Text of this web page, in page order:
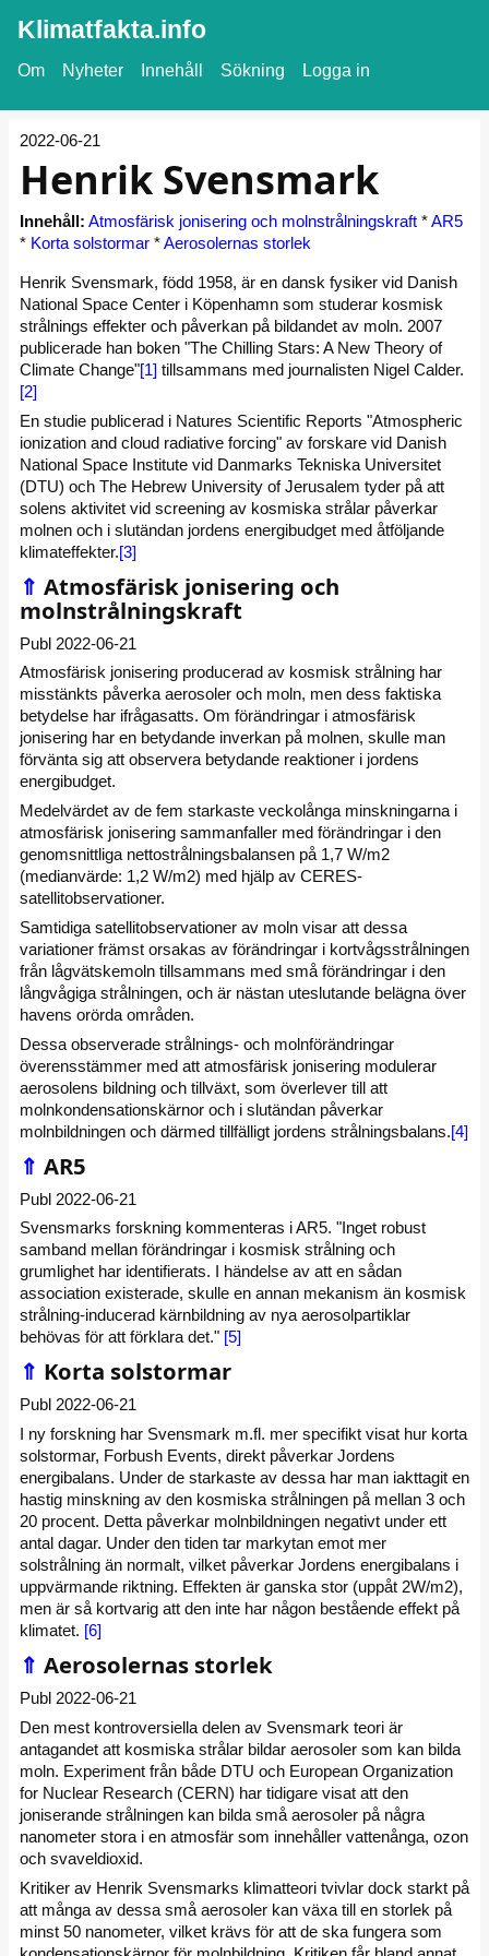
Klimatfakta.info
Om Nyheter Innehåll Sökning Logga in
2022-06-21
Henrik Svensmark
Innehåll: Atmosfärisk jonisering och molnstrålningskraft *AR5
* Korta solstormar *Aerosolernas storlek
Henrik Svensmark, född 1958, är en dansk fysiker vid Danish
National Space Center i Köpenhamn som studerar kosmisk
strålnings effekter och påverkan på bildandet av moln. 2007
publicerade han boken "The Chilling Stars: A New Theory of
Climate Change"[1] tillsammans med journalisten Nigel Calder.
[2]
En studie publicerad i Natures Scientific Reports "Atmospheric
ionization and cloud radiative forcing" av forskare vid Danish
National Space Institute vid Danmarks Tekniska Universitet
(DTU) och The Hebrew University of Jerusalem tyder på att
solens aktivitet vid screening av kosmiska strålar påverkar
molnen och i slutändan jordens energibudget med åtföljande
klimateffekter.[3]
⇑ Atmosfärisk jonisering och
molnstrålningskraft
Publ 2022-06-21
Atmosfärisk jonisering producerad av kosmisk strålning har
misstänkts påverka aerosoler och moln, men dess faktiska
betydelse har ifrågasatts. Om förändringar i atmosfärisk
jonisering har en betydande inverkan på molnen, skulle man
förvänta sig att observera betydande reaktioner i jordens
energibudget.
Medelvärdet av de fem starkaste veckolånga minskningarna i
atmosfärisk jonisering sammanfaller med förändringar i den
genomsnittliga nettostrålningsbalansen på 1,7 W/m2
(medianvärde: 1,2 W/m2) med hjälp av CERES-
satellitobservationer.
Samtidiga satellitobservationer av moln visar att dessa
variationer främst orsakas av förändringar i kortvågsstrålningen
från lågvätskemoln tillsammans med små förändringar i den
långvågiga strålningen, och är nästan uteslutande belägna över
havens orörda områden.
Dessa observerade strålnings- och molnförändringar
överensstämmer med att atmosfärisk jonisering modulerar
aerosolens bildning och tillväxt, som överlever till att
molnkondensationskärnor och i slutändan påverkar
molnbildningen och därmed tillfälligt jordens strålningsbalans.[4]
⇑ AR5
Publ 2022-06-21
Svensmarks forskning kommenteras i AR5. "Inget robust
samband mellan förändringar i kosmisk strålning och
grumlighet har identifierats. I händelse av att en sådan
association existerade, skulle en annan mekanism än kosmisk
strålning-inducerad kärnbildning av nya aerosolpartiklar
behövas för att förklara det." [5]
⇑ Korta solstormar
Publ 2022-06-21
I ny forskning har Svensmark m.fl. mer specifikt visat hur korta
solstormar, Forbush Events, direkt påverkar Jordens
energibalans. Under de starkaste av dessa har man iakttagit en
hastig minskning av den kosmiska strålningen på mellan 3 och
20 procent. Detta påverkar molnbildningen negativt under ett
antal dagar. Under den tiden tar markytan emot mer
solstrålning än normalt, vilket påverkar Jordens energibalans i
uppvärmande riktning. Effekten är ganska stor (uppåt 2W/m2),
men är så kortvarig att den inte har någon bestående effekt på
klimatet. [6]
⇑ Aerosolernas storlek
Publ 2022-06-21
Den mest kontroversiella delen av Svensmark teori är
antagandet att kosmiska strålar bildar aerosoler som kan bilda
moln. Experiment från både DTU och European Organization
for Nuclear Research (CERN) har tidigare visat att den
joniserande strålningen kan bilda små aerosoler på några
nanometer stora i en atmosfär som innehåller vattenånga, ozon
och svaveldioxid.
Kritiker av Henrik Svensmarks klimatteori tvivlar dock starkt på
att många av dessa små aerosoler kan växa till en storlek på
minst 50 nanometer, vilket krävs för att de ska fungera som